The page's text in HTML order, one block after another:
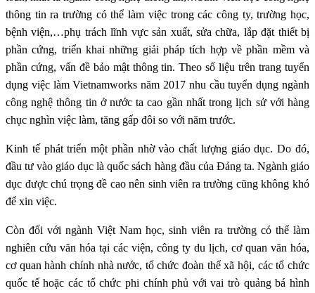
thông tin ra trường có thể làm việc trong các công ty, trường học,
bệnh viện,…phụ trách lĩnh vực sản xuất, sửa chữa, lắp đặt thiết bị
phần cứng, triển khai những giải pháp tích hợp về phần mềm và
phần cứng, vấn đề bảo mật thông tin. Theo số liệu trên trang tuyển
dụng việc làm Vietnamworks năm 2017 nhu cầu tuyển dụng ngành
công nghệ thông tin ở nước ta cao gần nhất trong lịch sử với hàng
chục nghìn việc làm, tăng gấp đôi so với năm trước.
Kinh tế phát triển một phần nhờ vào chất lượng giáo dục. Do đó,
đầu tư vào giáo dục là quốc sách hàng đầu của Đảng ta. Ngành giáo
dục được chú trọng đề cao nên sinh viên ra trường cũng không khó
để xin việc.
Còn đối với ngành Việt Nam học, sinh viên ra trường có thể làm
nghiên cứu văn hóa tại các viện, công ty du lịch, cơ quan văn hóa,
cơ quan hành chính nhà nước, tổ chức đoàn thể xã hội, các tổ chức
quốc tế hoặc các tổ chức phi chính phủ với vai trò quảng bá hình